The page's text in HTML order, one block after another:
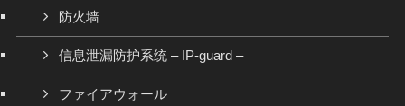
防火墙
信息泄漏防护系统 – IP-guard –
ファイアウォール